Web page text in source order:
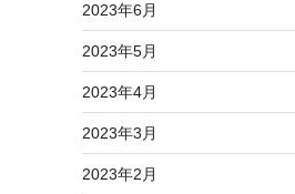
2023年6月
2023年5月
2023年4月
2023年3月
2023年2月